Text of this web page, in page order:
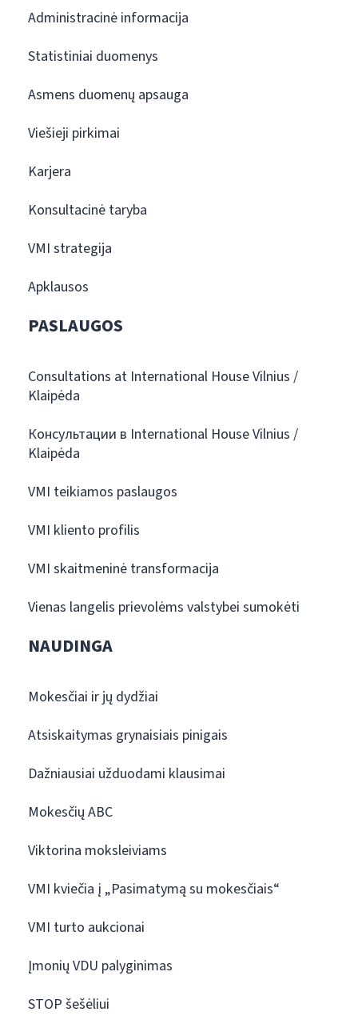
Administracinė informacija
Statistiniai duomenys
Asmens duomenų apsauga
Viešieji pirkimai
Karjera
Konsultacinė taryba
VMI strategija
Apklausos
PASLAUGOS
Consultations at International House Vilnius /
Klaipėda
Консультации в International House Vilnius /
Klaipėda
VMI teikiamos paslaugos
VMI kliento profilis
VMI skaitmeninė transformacija
Vienas langelis prievolėms valstybei sumokėti
NAUDINGA
Mokesčiai ir jų dydžiai
Atsiskaitymas grynaisiais pinigais
Dažniausiai užduodami klausimai
Mokesčių ABC
Viktorina moksleiviams
VMI kviečia į „Pasimatymą su mokesčiais“
VMI turto aukcionai
Įmonių VDU palyginimas
STOP šešėliui